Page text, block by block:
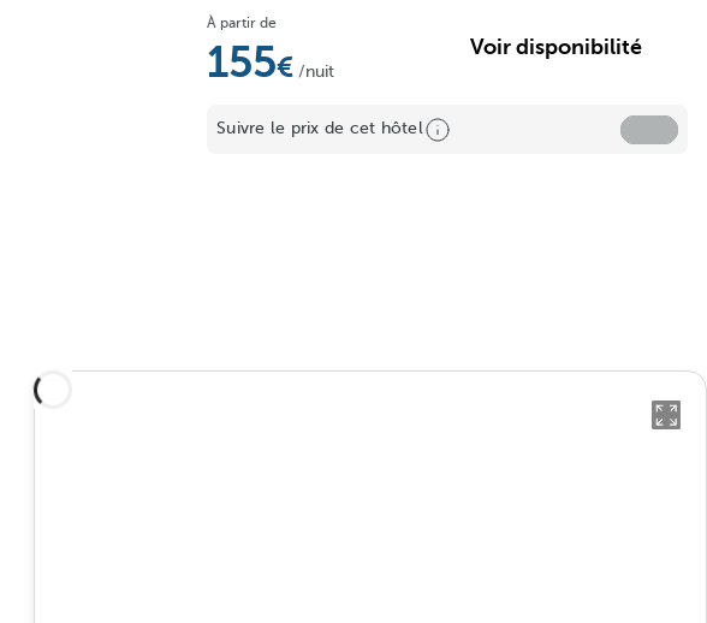
À partir de
155 /nuit
Voir disponibilité
Suivre le prix de cet hôtel